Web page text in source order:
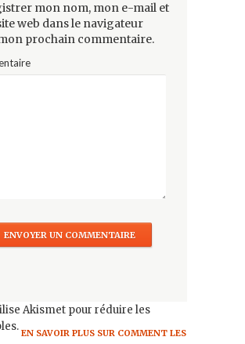
mon nom, mon e-mail et
web dans le navigateur
prochain commentaire.
Akismet pour réduire les
EN SAVOIR PLUS SUR COMMENT LES